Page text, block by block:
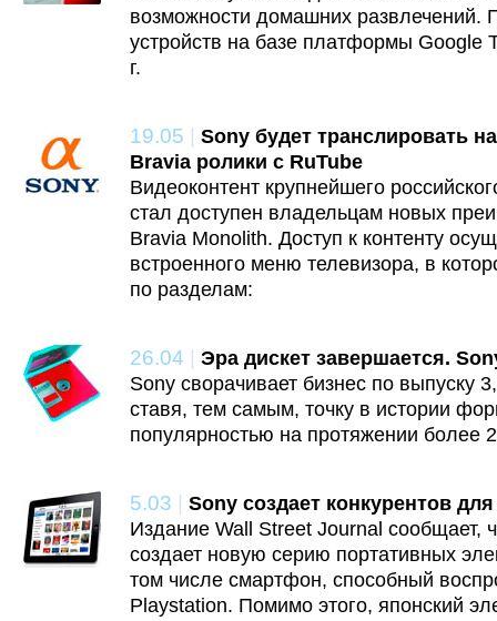
возможности домашних развлечений.
устройств на базе платформы Google
г.
19.05 | Sony будет транслировать
Bravia ролики с RuTube
Видеоконтент крупнейшего
стал доступен владельцам новых
Bravia Monolith. Доступ к контенту
встроенного меню телевизора, в
по разделам:
26.04 | Эра дискет завершается.
Sony сворачивает бизнес по выпуску
ставя, тем самым, точку в истории
популярностью на протяжении более
5.03 | Sony создает конкурентов
Издание Wall Street Journal сообщает,
создает новую серию портативных
том числе смартфон, способный
Playstation. Помимо этого, японский